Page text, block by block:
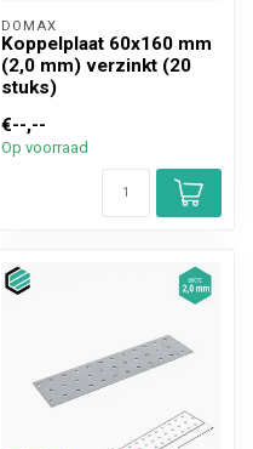
DOMAX
Koppelplaat 60x160 mm
(2,0 mm) verzinkt (20
stuks)
€--,--
Op voorraad